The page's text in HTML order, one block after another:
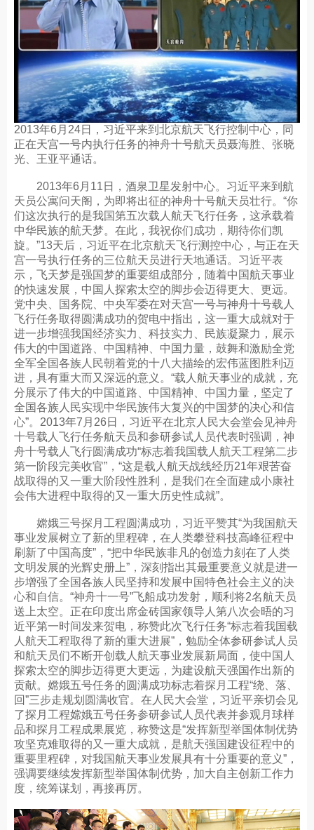
2013年6月24日，习近平来到北京航天飞行控制中心，同
正在天宫一号内执行任务的神舟十号航天员聂海胜、张晓
光、王亚平通话。
2013年6月11日，酒泉卫星发射中心。习近平来到航
天员公寓问天阁，为即将出征的神舟十号航天员壮行。“你
们这次执行的是我国第五次载人航天飞行任务，这承载着
中华民族的航天梦。在此，我祝你们成功，期待你们凯
旋。”13天后，习近平在北京航天飞行测控中心，与正在天
宫一号执行任务的三位航天员进行天地通话。习近平表
示，飞天梦是强国梦的重要组成部分，随着中国航天事业
的快速发展，中国人探索太空的脚步会迈得更大、更远。
党中央、国务院、中央军委在对天宫一号与神舟十号载人
飞行任务取得圆满成功的贺电中指出，这一重大成就对于
进一步增强我国经济实力、科技实力、民族凝聚力，展示
伟大的中国道路、中国精神、中国力量，鼓舞和激励全党
全军全国各族人民朝着党的十八大描绘的宏伟蓝图胜利迈
进，具有重大而又深远的意义。“载人航天事业的成就，充
分展示了伟大的中国道路、中国精神、中国力量，坚定了
全国各族人民实现中华民族伟大复兴的中国梦的决心和信
心”。2013年7月26日，习近平在北京人民大会堂会见神舟
十号载人飞行任务航天员和参研参试人员代表时强调，神
舟十号载人飞行圆满成功“标志着我国载人航天工程第二步
第一阶段完美收官”，“这是载人航天战线经历21年艰苦奋
战取得的又一重大阶段性胜利，是我们在全面建成小康社
会伟大进程中取得的又一重大历史性成就”。
嫦娥三号探月工程圆满成功，习近平赞其“为我国航天
事业发展树立了新的里程碑，在人类攀登科技高峰征程中
刷新了中国高度”，“把中华民族非凡的创造力刻在了人类
文明发展的光辉史册上”，深刻指出其最重要意义就是进一
步增强了全国各族人民坚持和发展中国特色社会主义的决
心和自信。“神舟十一号”飞船成功发射，顺利将2名航天员
送上太空。正在印度出席金砖国家领导人第八次会晤的习
近平第一时间发来贺电，称赞此次飞行任务“标志着我国载
人航天工程取得了新的重大进展”，勉励全体参研参试人员
和航天员们不断开创载人航天事业发展新局面，使中国人
探索太空的脚步迈得更大更远，为建设航天强国作出新的
贡献。嫦娥五号任务的圆满成功标志着探月工程“绕、落、
回”三步走规划圆满收官。在人民大会堂，习近平亲切会见
了探月工程嫦娥五号任务参研参试人员代表并参观月球样
品和探月工程成果展览，称赞这是“发挥新型举国体制优势
攻坚克难取得的又一重大成就，是航天强国建设征程中的
重要里程碑，对我国航天事业发展具有十分重要的意义”，
强调要继续发挥新型举国体制优势，加大自主创新工作力
度，统筹谋划，再接再厉。